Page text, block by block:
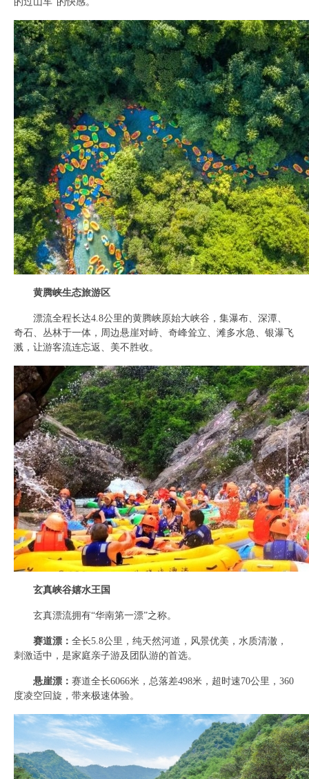
黄腾峡生态旅游区
漂流全程长达4.8公里的黄腾峡原始大峡谷，集瀑布、深潭、
奇石、丛林于一体，周边悬崖对峙、奇峰耸立、滩多水急、银瀑飞
溅，让游客流连忘返、美不胜收。
玄真峡谷嬉水王国
玄真漂流拥有“华南第一漂”之称。
赛道漂： 全长5.8公里，纯天然河道，风景优美，水质清澈，
刺激适中，是家庭亲子游及团队游的首选。
悬崖漂： 赛道全长6066米，总落差498米，超时速70公里，360
度凌空回旋，带来极速体验。